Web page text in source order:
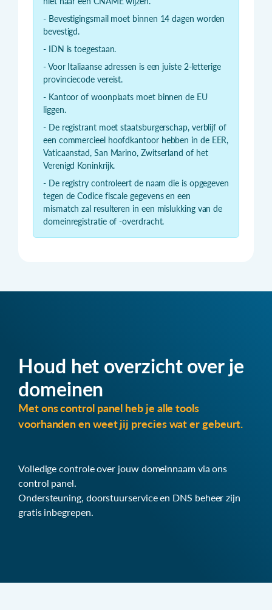
- Bevestigingsmail moet binnen 14 dagen worden
bevestigd.
- IDN is toegestaan.
- Voor Italiaanse adressen is een juiste 2-letterige
provinciecode vereist.
- Kantoor of woonplaats moet binnen de EU
liggen.
- De registrant moet staatsburgerschap, verblijf of
een commercieel hoofdkantoor hebben in de EER,
Vaticaanstad, San Marino, Zwitserland of het
Verenigd Koninkrijk.
- De registry controleert de naam die is opgegeven
tegen de Codice fiscale gegevens en een
mismatch zal resulteren in een mislukking van de
domeinregistratie of -overdracht.
Houd het overzicht over je
domeinen
Met ons control panel heb je alle tools
voorhanden en weet jij precies wat er gebeurt.
Volledige controle over jouw domeinnaam via ons
control panel.
Ondersteuning, doorstuurservice en DNS beheer zijn
gratis inbegrepen.